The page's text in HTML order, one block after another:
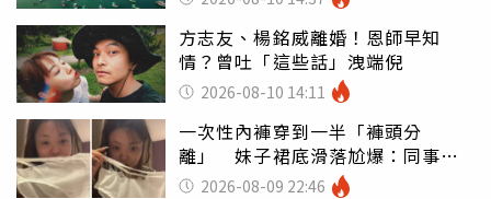
方志友、楊銘威離婚！恩師早知
情？曾吐「這些話」洩端倪
2026-08-10 14:11
一次性內褲穿到一半「褲頭分
離」 妹子裙底滑落尬爆：同事全
看光2026-08-09 22:46